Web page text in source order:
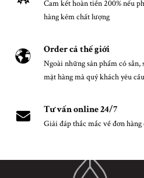
Cam kết hoàn tiền 200% nếu
hàng kém chất lượng
Order cả thế giới
Ngoài những sản phẩm có
mặt hàng mà quý khách yêu cầu
Tư vấn online 24/7
Giải đáp thắc mắc về đơn